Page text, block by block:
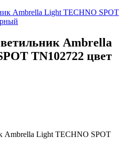
Ambrella
TN102722 цвет
Ambrella Light TECHNO SPOT